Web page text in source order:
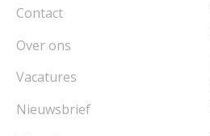
Contact
Over ons
Vacatures
Nieuwsbrief